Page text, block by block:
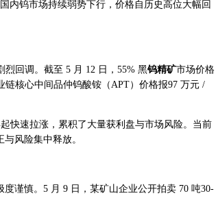
内钨市场持续弱势下行，价格自历史高位大幅回
回调。截至 5 月 12 日，55% 黑钨精矿市场价格
链核心中间品仲钨酸铵（APT）价格报97 万元 /
快速拉涨，累积了大量获利盘与市场风险。当前
风险集中释放。
谨慎。5 月 9 日，某矿山企业公开拍卖 70 吨30-